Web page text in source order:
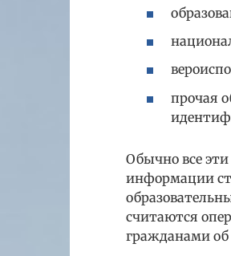
прочая
Обычно все
информации
считаются
гражданами об